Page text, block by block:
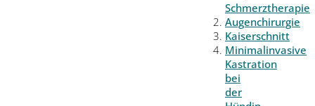
Schmerztherapie
Augenchirurgie
Kaiserschnitt
Minimalinvasive
Kastration
bei
der